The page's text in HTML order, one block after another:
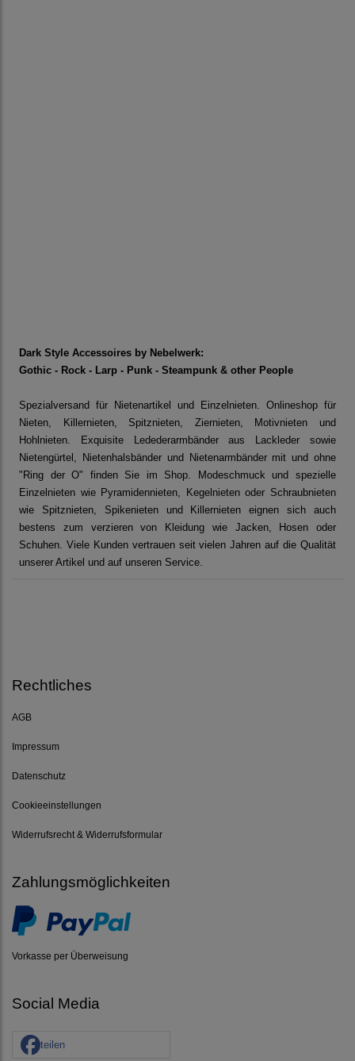
Dark Style Accessoires by Nebelwerk:
Gothic - Rock - Larp - Punk - Steampunk & other People
Spezialversand für Nietenartikel und Einzelnieten. Onlineshop für
Nieten, Killernieten, Spitznieten, Ziernieten, Motivnieten und
Hohlnieten. Exquisite Ledederarmbänder aus Lackleder sowie
Nietengürtel, Nietenhalsbänder und Nietenarmbänder mit und ohne
"Ring der O" finden Sie im Shop. Modeschmuck und spezielle
Einzelnieten wie Pyramidennieten, Kegelnieten oder Schraubnieten
wie Spitznieten, Spikenieten und Killernieten eignen sich auch
bestens zum verzieren von Kleidung wie Jacken, Hosen oder
Schuhen. Viele Kunden vertrauen seit vielen Jahren auf die Qualität
unserer Artikel und auf unseren Service.
Rechtliches
AGB
Impressum
Datenschutz
Cookieeinstellungen
Widerrufsrecht & Widerrufsformular
Zahlungsmöglichkeiten
Vorkasse per Überweisung
Social Media
teilen